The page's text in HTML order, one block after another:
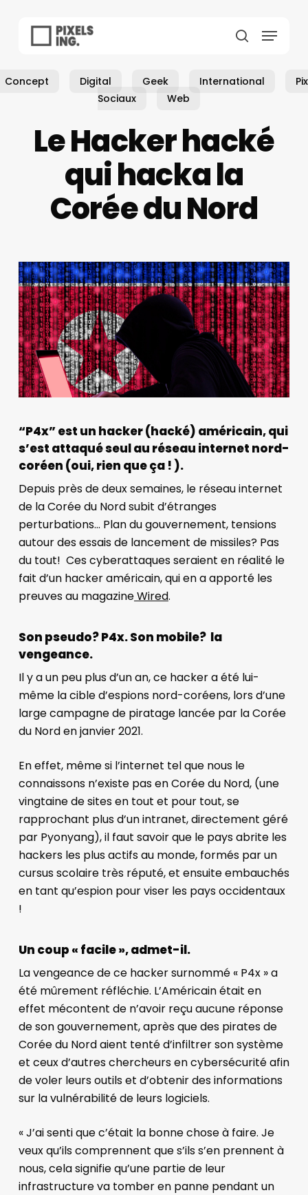
Menu
Concept Digital Geek International
Sociaux
Web
Le Hacker hacké
qui hacka la
Corée du Nord
“P4x” est un hacker (hacké) américain, qui
s’est attaqué seul au réseau internet nord-
coréen (oui, rien que ça ! ).
Depuis près de deux semaines, le réseau internet
de la Corée du Nord subit d’étranges
perturbations… Plan du gouvernement, tensions
autour des essais de lancement de missiles? Pas
du tout! Ces cyberattaques seraient en réalité le
fait d’un hacker américain, qui en a apporté les
preuves au magazineWired.
Son pseudo? P4x. Son mobile? la
vengeance.
Il y a un peu plus d’un an, ce hacker a été lui-
même la cible d’espions nord-coréens, lors d’une
large campagne de piratage lancée par la Corée
du Nord en janvier 2021.
En effet, même si l’internet tel que nous le
connaissons n’existe pas en Corée du Nord, (une
vingtaine de sites en tout et pour tout, se
rapprochant plus d’un intranet, directement géré
par Pyonyang),il faut savoir que le pays abrite les
hackers les plus actifs au monde, formés par un
cursus scolaire très réputé, et ensuite embauchés
en tant qu’espion pour viser les pays occidentaux
!
Un coup « facile », admet-il.
La vengeance de ce hacker surnommé « P4x » a
été mûrement réfléchie. L’Américain était en
effet mécontent de n’avoir reçu aucune réponse
de son gouvernement, après que des pirates de
Corée du Nord aient tenté d’infiltrer son système
et ceux d’autres chercheurs en cybersécurité afin
de voler leurs outils et d’obtenir des informations
sur la vulnérabilité de leurs logiciels.
« J’ai senti que c’était la bonne chose à faire. Je
veux qu’ils comprennent que s’ils s’en prennent à
nous, cela signifie qu’une partie de leur
infrastructure va tomber en panne pendant un